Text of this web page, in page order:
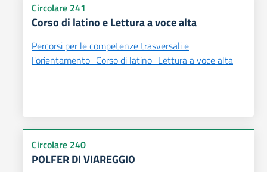
Circolare 241
Corso di latino e Lettura a voce alta
Percorsi per le competenze trasversali e
l'orientamento_Corso di latino_Lettura a voce alta
Circolare 240
POLFER DI VIAREGGIO